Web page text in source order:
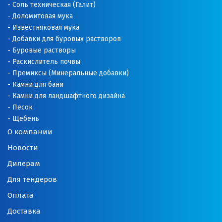
О
Одинцово
Омск
Орел
Оренбург
Орехово-Зуево
П
Пенза
Первоуральск
О компании
Новости
Дилерам
Для тендеров
Оплата
Доставка
Соль техническая (Галит)
Доломитовая мука
Известняковая мука
Добавки для буровых растворов
Буровые растворы
Раскислитель почвы
Премиксы (Минеральные добавки)
Камни для бани
Камни для ландшафтного дизайна
Песок
Щебень